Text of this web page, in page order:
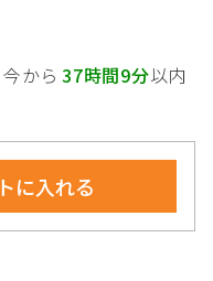
今から37時間9分以内
に入れる